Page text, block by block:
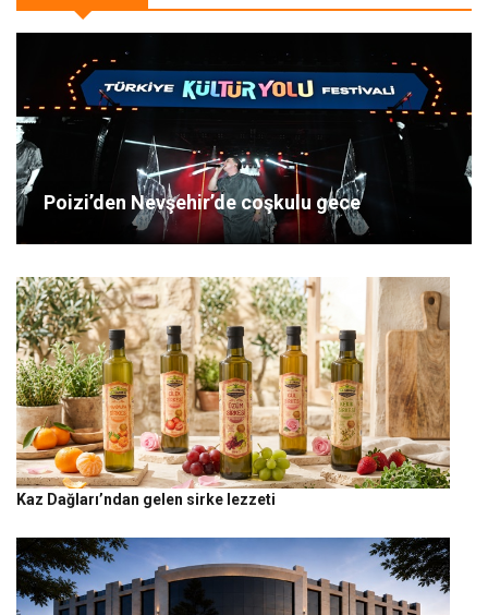
Poizi’den Nevşehir’de coşkulu gece
Kaz Dağları’ndan gelen sirke lezzeti